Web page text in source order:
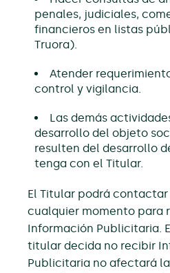
penales, judiciales,
financieros en listas
Truora).
Atender
control y vigilancia.
Las demás
desarrollo del objeto
resulten del desarrollo
tenga con el Titular.
El Titular podrá contactar
cualquier momento para
Información Publicitaria.
titular decida no recibir
Publicitaria no afectará